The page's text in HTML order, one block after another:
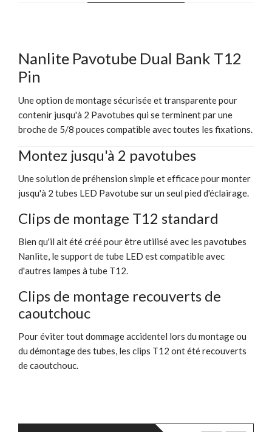
Nanlite Pavotube Dual Bank T12
Pin
Une option de montage sécurisée et transparente pour
contenir jusqu'à 2 Pavotubes qui se terminent par une
broche de 5/8 pouces compatible avec toutes les fixations.
Montez jusqu'à 2 pavotubes
Une solution de préhension simple et efficace pour monter
jusqu'à 2 tubes LED Pavotube sur un seul pied d'éclairage.
Clips de montage T12 standard
Bien qu'il ait été créé pour être utilisé avec les pavotubes
Nanlite, le support de tube LED est compatible avec
d'autres lampes à tube T12.
Clips de montage recouverts de
caoutchouc
Pour éviter tout dommage accidentel lors du montage ou
du démontage des tubes, les clips T12 ont été recouverts
de caoutchouc.